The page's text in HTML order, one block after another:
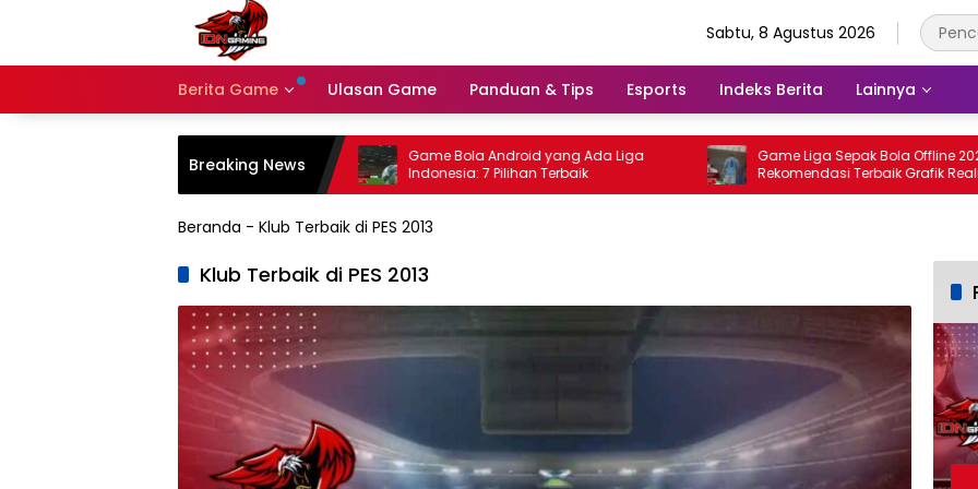
Sabtu, 8 Agustus 2026
Berita Game Ulasan Game Panduan & Tips Esports Indeks Berita Lainnya
Breaking News
Bocoran Event eFootball 2026: Update
Campaign Terlengkap dan Jadwal
Game Bola Android yang Ada Liga
Indonesia: 7 Pilihan Terbaik
Game Liga Sepak Bola Offline 2026:
Rekomendasi Terbaik Grafik Realistis
Beranda - Klub Terbaik di PES 2013
Klub Terbaik di PES 2013